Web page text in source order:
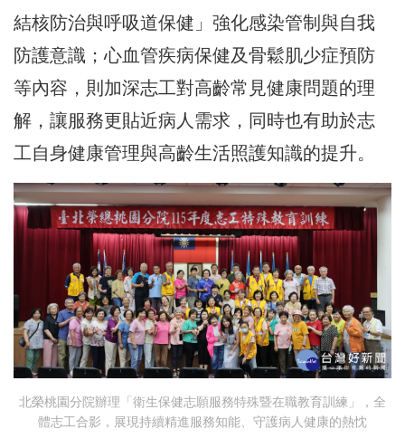
結核防治與呼吸道保健」強化感染管制與自我
防護意識；心血管疾病保健及骨鬆肌少症預防
等內容，則加深志工對高齡常見健康問題的理
解，讓服務更貼近病人需求，同時也有助於志
工自身健康管理與高齡生活照護知識的提升。
北榮桃園分院辦理「衛生保健志願服務特殊暨在職教育訓練」，全
體志工合影，展現持續精進服務知能、守護病人健康的熱忱